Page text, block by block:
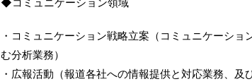
・コミュニケーション戦略立案（コミュニケーシ
む分析業務）
・広報活動（報道各社への情報提供と対応業務、及